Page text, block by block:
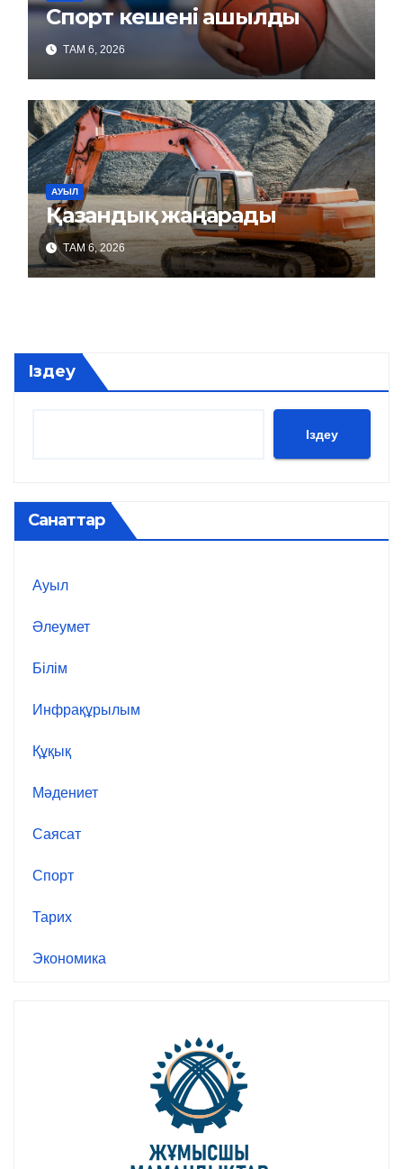
Спорт кешені ашылды
ТАМ 6, 2026
АУЫЛ
Қазандық жаңарады
ТАМ 6, 2026
Іздеу
Іздеу
Санаттар
Ауыл
Әлеумет
Білім
Инфрақұрылым
Құқық
Мәдениет
Саясат
Спорт
Тарих
Экономика